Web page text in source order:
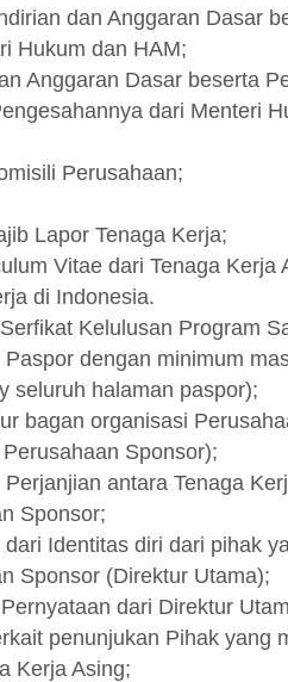
dan Anggaran Dasar
Hukum dan HAM;
Anggaran Dasar beserta
dari Menteri
Perusahaan;
Lapor Tenaga Kerja;
Vitae dari Tenaga Kerja
di Indonesia.
Kelulusan Program
Paspor dengan minimum
seluruh halaman paspor);
bagan organisasi
Sponsor);
Perjanjian antara Tenaga
Sponsor;
dari Identitas diri dari pihak
Sponsor (Direktur Utama);
dari Direktur
penunjukan Pihak yang
Kerja Asing;